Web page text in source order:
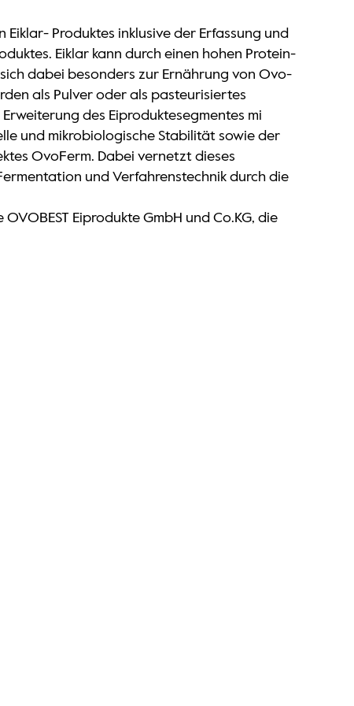
Produktes inklusive der Erfassung und
Eiklar kann durch einen hohen Protein-
dabei besonders zur Ernährung von Ovo-
als Pulver oder als pasteurisiertes
des Eiproduktesegmentes mi
und mikrobiologische Stabilität sowie der
OvoFerm. Dabei vernetzt dieses
und Verfahrenstechnik durch die
Eiprodukte GmbH und Co.KG, die